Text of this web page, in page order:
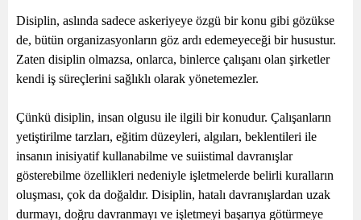
Disiplin, aslında sadece askeriyeye özgü bir konu gibi gözükse
de, bütün organizasyonların göz ardı edemeyeceği bir husustur.
Zaten disiplin olmazsa, onlarca, binlerce çalışanı olan şirketler
kendi iş süreçlerini sağlıklı olarak yönetemezler.
Çünkü disiplin, insan olgusu ile ilgili bir konudur. Çalışanların
yetiştirilme tarzları, eğitim düzeyleri, algıları, beklentileri ile
insanın inisiyatif kullanabilme ve suiistimal davranışlar
gösterebilme özellikleri nedeniyle işletmelerde belirli kuralların
oluşması, çok da doğaldır. Disiplin, hatalı davranışlardan uzak
durmayı, doğru davranmayı ve işletmeyi başarıya götürmeye